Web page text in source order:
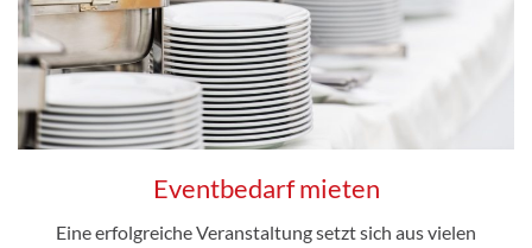
Eventbedarf mieten
Eine erfolgreiche Veranstaltung setzt sich aus vielen